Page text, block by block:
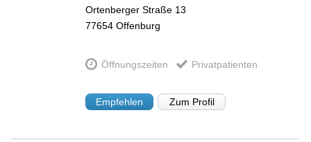
Ortenberger Straße 13
77654 Offenburg
Öffnungszeiten Privatpatienten
Empfehlen Zum Profil